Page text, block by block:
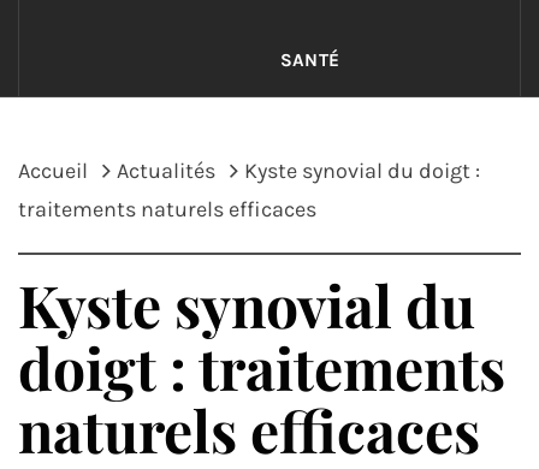
SANTÉ
Accueil Actualités
Kyste synovial du doigt :
traitements naturels efficaces
Kyste synovial du
doigt : traitements
naturels efficaces